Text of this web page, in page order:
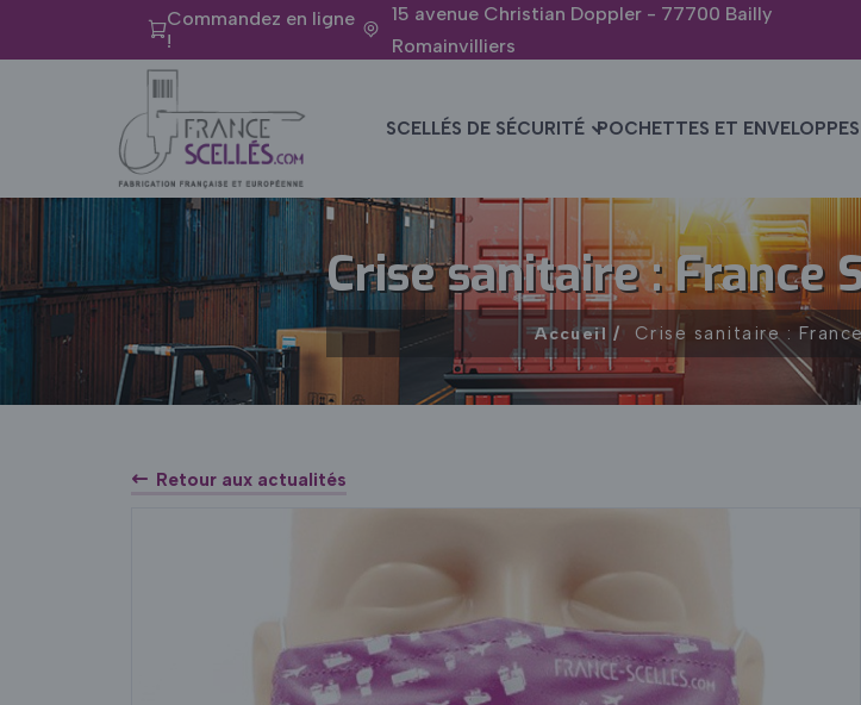
Panneau de gestion des cookies
Commandez en ligne
!
15 avenue Christian Doppler - 77700 Bailly
Romainvilliers
SCELLÉS DE SÉCURITÉ POCHETTES ET ENVELOPPES
Crise sanitaire : France
Accueil Crise sanitaire :
Retour aux actualités